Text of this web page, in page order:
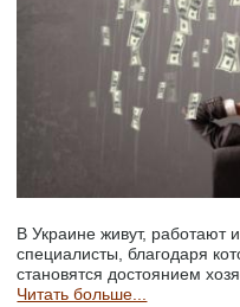
В Украине живут, работают
специалисты, благодаря
становятся достоянием
Читать больше...